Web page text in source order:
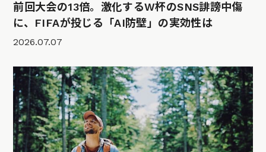
前回大会の13倍。激化するW杯のSNS誹謗中傷
に、FIFAが投じる「AI防壁」の実効性は
2026.07.07